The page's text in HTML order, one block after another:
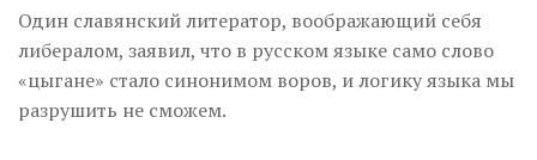
Inter/antinational
Один славянский литератор, воображающий себя
либералом, заявил, что в русском языке само слово
«цыгане» стало синонимом воров, и логику языка мы
разрушить не сможем.